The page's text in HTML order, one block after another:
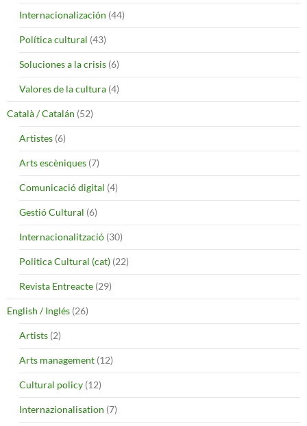
Internacionalización (44)
Política cultural (43)
Soluciones a la crisis (6)
Valores de la cultura (4)
Català / Catalán (52)
Artistes (6)
Arts escèniques (7)
Comunicació digital (4)
Gestió Cultural (6)
Internacionalització (30)
Politica Cultural (cat) (22)
Revista Entreacte (29)
English / Inglés (26)
Artists (2)
Arts management (12)
Cultural policy (12)
Internazionalisation (7)